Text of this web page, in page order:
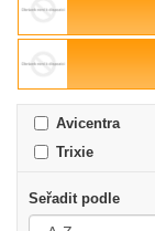
Avicentra
Trixie
Seřadit podle